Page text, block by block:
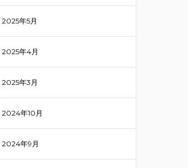
2025年5月
2025年4月
2025年3月
2024年10月
2024年9月